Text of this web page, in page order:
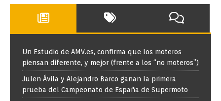
Un Estudio de AMV.es, confirma que los moteros
piensan diferente, y mejor (frente a los “no moteros”)
Julen Ávila y Alejandro Barco ganan la primera
prueba del Campeonato de España de Supermoto